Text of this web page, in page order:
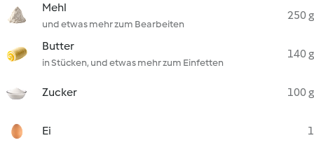
Mehl
und etwas mehr zum Bearbeiten
250 g
Butter
in Stücken, und etwas mehr zum Einfetten
140 g
Zucker 100 g
Ei 1